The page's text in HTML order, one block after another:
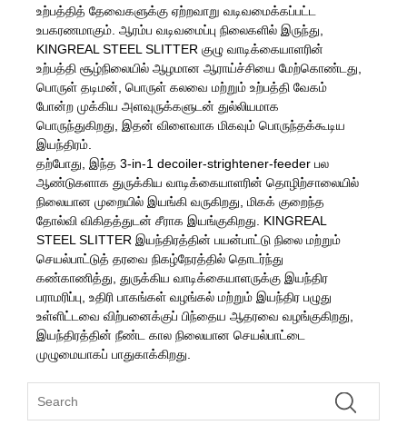
உற்பத்தித் தேவைகளுக்கு ஏற்றவாறு வடிவமைக்கப்பட்ட
உபகரணமாகும். ஆரம்ப வடிவமைப்பு நிலைகளில் இருந்து,
KINGREAL STEEL SLITTER குழு வாடிக்கையாளரின்
உற்பத்தி சூழ்நிலையில் ஆழமான ஆராய்ச்சியை மேற்கொண்டது,
பொருள் தடிமன், பொருள் கலவை மற்றும் உற்பத்தி வேகம்
போன்ற முக்கிய அளவுருக்களுடன் துல்லியமாக
பொருந்துகிறது, இதன் விளைவாக மிகவும் பொருந்தக்கூடிய
இயந்திரம்.
தற்போது, ​​இந்த 3-in-1 decoiler-strightener-feeder பல
ஆண்டுகளாக துருக்கிய வாடிக்கையாளரின் தொழிற்சாலையில்
நிலையான முறையில் இயங்கி வருகிறது, மிகக் குறைந்த
தோல்வி விகிதத்துடன் சீராக இயங்குகிறது. KINGREAL
STEEL SLITTER இயந்திரத்தின் பயன்பாட்டு நிலை மற்றும்
செயல்பாட்டுத் தரவை நிகழ்நேரத்தில் தொடர்ந்து
கண்காணித்து, துருக்கிய வாடிக்கையாளருக்கு இயந்திர
பராமரிப்பு, உதிரி பாகங்கள் வழங்கல் மற்றும் இயந்திர பழுது
உள்ளிட்டவை விற்பனைக்குப் பிந்தைய ஆதரவை வழங்குகிறது,
இயந்திரத்தின் நீண்ட கால நிலையான செயல்பாட்டை
முழுமையாகப் பாதுகாக்கிறது.